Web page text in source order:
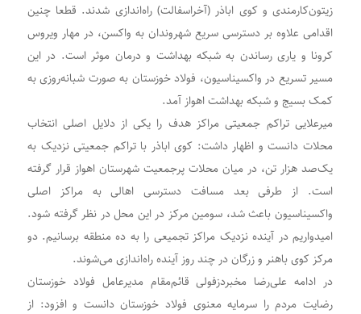
زیتون‌کارمندی و کوی اباذر (آخراسفالت) راه‌اندازی شدند. قطعا چنین
اقدامی علاوه بر دسترسی سریع شهروندان به واکسن، در مهار ویروس
کرونا و یاری رساندن به شبکه بهداشت و درمان موثر است. در این
مسیر تسریع در واکسیناسیون، فولاد خوزستان به صورت شبانه‌روزی به
کمک بسیج و شبکه بهداشت اهواز آمد.
میرعلایی تراکم جمعیتی مراکز هدف را یکی از دلایل اصلی انتخاب
محلات دانست و اظهار داشت: کوی اباذر با تراکم جمعیتی نزدیک به
یک‌صد هزار تن، در میان محلات پرجمعیت شهرستان اهواز قرار گرفته
است. از طرفی بعد مسافت دسترسی اهالی به مراکز اصلی
واکسیناسیون باعث شد، سومین مرکز در این محل در نظر گرفته شود.
امیدواریم در آینده نزدیک مراکز تجمیعی را به ده منطقه برسانیم. دو
مرکز کوی باهنر و زرگان در چند روز آینده راه‌اندازی می‌شوند.
در ادامه علی‌رضا مخبر‌دزفولی قائم‌مقام مدیرعامل فولاد خوزستان
رضایت مردم را سرمایه معنوی فولاد خوزستان دانست و افزود: از